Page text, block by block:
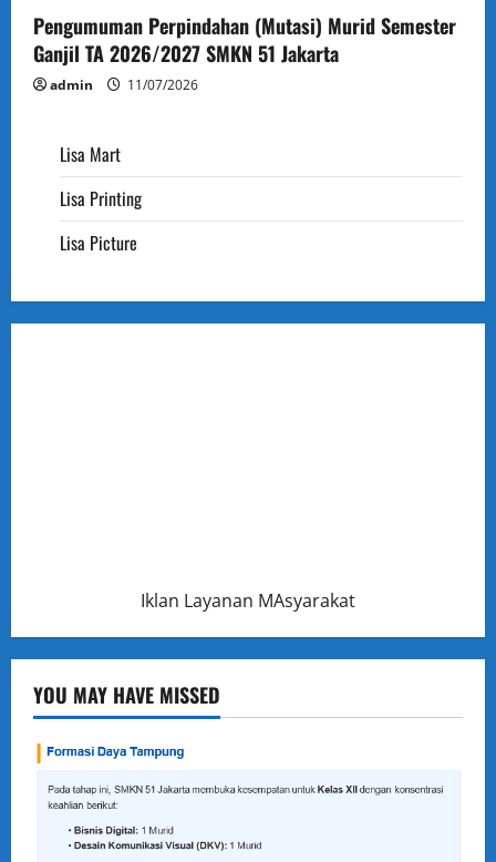
Pengumuman Perpindahan (Mutasi) Murid Semester
Ganjil TA 2026/2027 SMKN 51 Jakarta
admin 11/07/2026
Lisa Mart
Lisa Printing
Lisa Picture
Iklan Layanan MAsyarakat
YOU MAY HAVE MISSED